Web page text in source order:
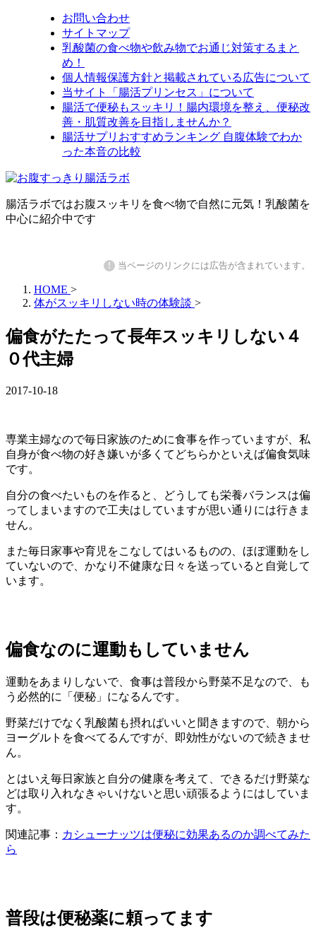
お問い合わせ
サイトマップ
乳酸菌の食べ物や飲み物でお通じ対策するまと
め！
個人情報保護方針と掲載されている広告について
当サイト「腸活プリンセス」について
腸活で便秘もスッキリ！腸内環境を整え、便秘改
善・肌質改善を目指しませんか？
腸活サプリおすすめランキング 自腹体験でわか
った本音の比較
腸活ラボではお腹スッキリを食べ物で自然に元気！乳酸菌を
中心に紹介中です
! 当ページのリンクには広告が含まれています。
HOME >
体がスッキリしない時の体験談 >
偏食がたたって長年スッキリしない４
０代主婦
2017-10-18
専業主婦なので毎日家族のために食事を作っていますが、私
自身が食べ物の好き嫌いが多くてどちらかといえば偏食気味
です。
自分の食べたいものを作ると、どうしても栄養バランスは偏
ってしまいますので工夫はしていますが思い通りには行きま
せん。
また毎日家事や育児をこなしてはいるものの、ほぼ運動をし
ていないので、かなり不健康な日々を送っていると自覚して
います。
偏食なのに運動もしていません
運動をあまりしないで、食事は普段から野菜不足なので、も
う必然的に「便秘」になるんです。
野菜だけでなく乳酸菌も摂ればいいと聞きますので、朝から
ヨーグルトを食べてるんですが、即効性がないので続きませ
ん。
とはいえ毎日家族と自分の健康を考えて、できるだけ野菜な
どは取り入れなきゃいけないと思い頑張るようにはしていま
す。
関連記事： カシューナッツは便秘に効果あるのか調べてみた
ら
普段は便秘薬に頼ってます